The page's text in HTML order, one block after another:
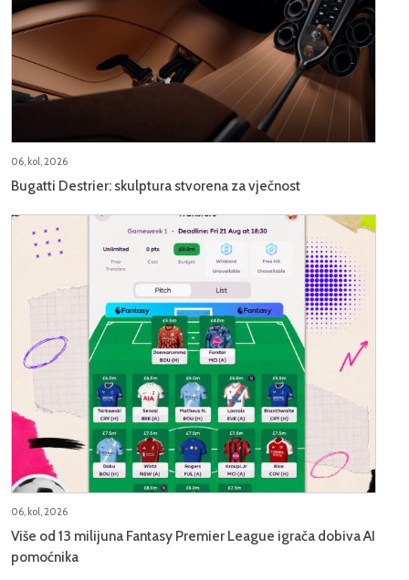
06, kol, 2026
Bugatti Destrier: skulptura stvorena za vječnost
06, kol, 2026
Više od 13 milijuna Fantasy Premier League igrača dobiva AI
pomoćnika